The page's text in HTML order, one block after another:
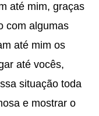
até mim, graças
com algumas
até mim os
até vocês,
situação toda
e mostrar o